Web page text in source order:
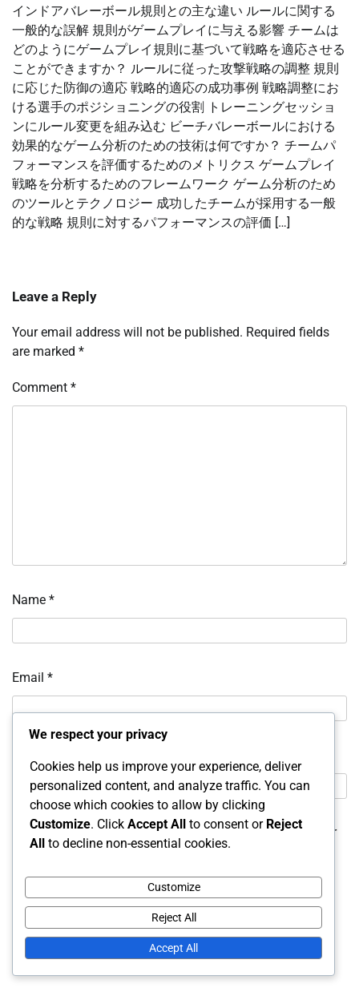
インドアバレーボール規則との主な違い ルールに関する
一般的な誤解 規則がゲームプレイに与える影響 チームは
どのようにゲームプレイ規則に基づいて戦略を適応させる
ことができますか？ ルールに従った攻撃戦略の調整 規則
に応じた防御の適応 戦略的適応の成功事例 戦略調整にお
ける選手のポジショニングの役割 トレーニングセッショ
ンにルール変更を組み込む ビーチバレーボールにおける
効果的なゲーム分析のための技術は何ですか？ チームパ
フォーマンスを評価するためのメトリクス ゲームプレイ
戦略を分析するためのフレームワーク ゲーム分析のため
のツールとテクノロジー 成功したチームが採用する一般
的な戦略 規則に対するパフォーマンスの評価 […]
Leave a Reply
Your email address will not be published. Required fields
are marked *
Comment *
Name *
Email *
Save my name, email, and website in this browser for
the next time I comment.
We respect your privacy
Cookies help us improve your experience, deliver
personalized content, and analyze traffic. You can
choose which cookies to allow by clicking
Customize. Click Accept All to consent or Reject
All to decline non-essential cookies.
Customize
Reject All
Accept All